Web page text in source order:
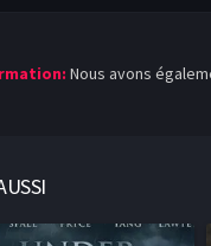
Nous avons